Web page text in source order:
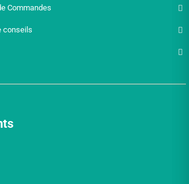
Commandes
conseils